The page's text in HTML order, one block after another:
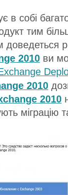
в собі
тим
2010 ви
2010
2010